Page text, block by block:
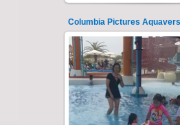
23.10.2022
Columbia Pictures
тематический аквапарк
Открыт в октябре
модернизации и